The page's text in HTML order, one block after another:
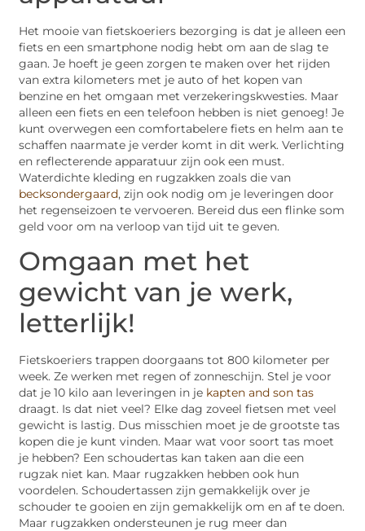
Het mooie van fietskoeriers bezorging is dat je alleen een
fiets en een smartphone nodig hebt om aan de slag te
gaan. Je hoeft je geen zorgen te maken over het rijden
van extra kilometers met je auto of het kopen van
benzine en het omgaan met verzekeringskwesties. Maar
alleen een fiets en een telefoon hebben is niet genoeg! Je
kunt overwegen een comfortabelere fiets en helm aan te
schaffen naarmate je verder komt in dit werk. Verlichting
en reflecterende apparatuur zijn ook een must.
Waterdichte kleding en rugzakken zoals die van
becksondergaard, zijn ook nodig om je leveringen door
het regenseizoen te vervoeren. Bereid dus een flinke som
geld voor om na verloop van tijd uit te geven.
Omgaan met het
gewicht van je werk,
letterlijk!
Fietskoeriers trappen doorgaans tot 800 kilometer per
week. Ze werken met regen of zonneschijn. Stel je voor
dat je 10 kilo aan leveringen in je kapten and son tas
draagt. Is dat niet veel? Elke dag zoveel fietsen met veel
gewicht is lastig. Dus misschien moet je de grootste tas
kopen die je kunt vinden. Maar wat voor soort tas moet
je hebben? Een schoudertas kan taken aan die een
rugzak niet kan. Maar rugzakken hebben ook hun
voordelen. Schoudertassen zijn gemakkelijk over je
schouder te gooien en zijn gemakkelijk om en af te doen.
Maar rugzakken ondersteunen je rug meer dan